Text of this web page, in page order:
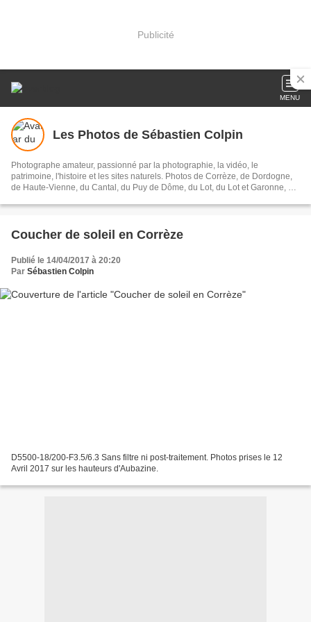
Publicité
MENU
Les Photos de Sébastien Colpin
Photographe amateur, passionné par la photographie, la vidéo, le
patrimoine, l'histoire et les sites naturels. Photos de Corrèze, de Dordogne,
de Haute-Vienne, du Cantal, du Puy de Dôme, du Lot, du Lot et Garonne, de
et espaces naturels de nos régions. Visite patrimoine, tourisme et
Coucher de soleil en Corrèze
Publié le 14/04/2017 à 20:20
Par Sébastien Colpin
D5500-18/200-F3.5/6.3 Sans filtre ni post-traitement. Photos prises le 12
Avril 2017 sur les hauteurs d'Aubazine.